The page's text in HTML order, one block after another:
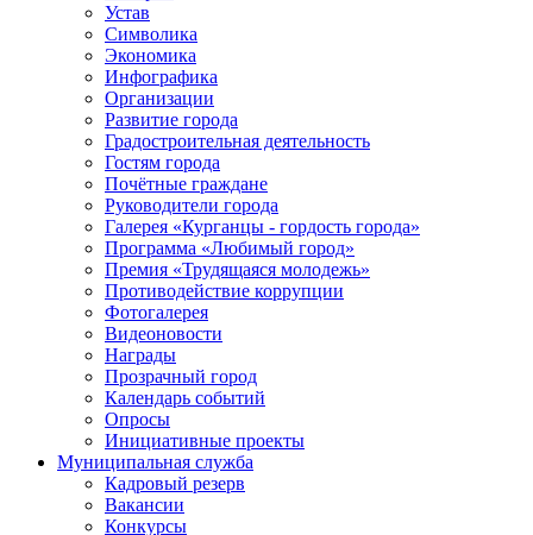
Устав
Символика
Экономика
Инфографика
Организации
Развитие города
Градостроительная деятельность
Гостям города
Почётные граждане
Руководители города
Галерея «Курганцы - гордость города»
Программа «Любимый город»
Премия «Трудящаяся молодежь»
Противодействие коррупции
Фотогалерея
Видеоновости
Награды
Прозрачный город
Календарь событий
Опросы
Инициативные проекты
Муниципальная служба
Кадровый резерв
Вакансии
Конкурсы